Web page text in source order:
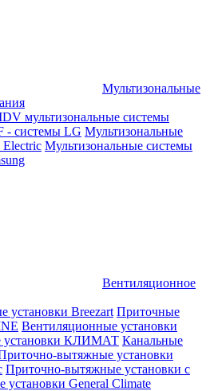
Мультизональные
мультизональные системы
- системы LG Мультизональные
Мультизональные системы
Вентиляционное
установки Breezart Приточные
Вентиляционные установки
установки КЛИМАТ Канальные
вытяжные установки
Приточно-вытяжные установки с
установки General Climate